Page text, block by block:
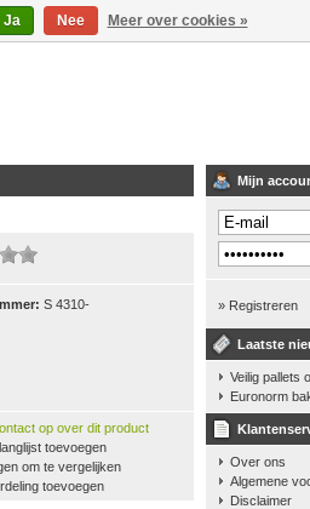
S 4310-
op over dit product
toevoegen
om te vergelijken
toevoegen
Mijn
» Registreren
Laatste
Veilig pallets
Euronorm
Over ons
Algemene
Disclaimer
Ja Nee Meer over cookies »